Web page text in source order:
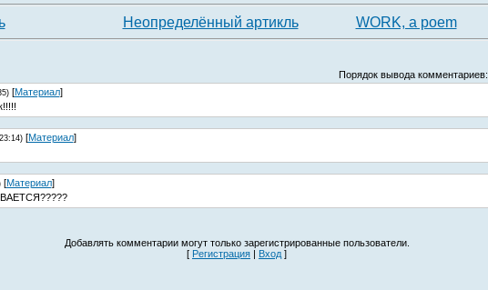
Неопределённый артикль WORK, a poem
Порядок вывода комментариев:
[Материал]
[Материал]
[Материал]
Добавлять комментарии могут только зарегистрированные пользователи.
[ Регистрация Вход]